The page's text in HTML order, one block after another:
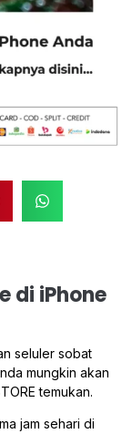
di iPhone
seluler sobat
mungkin akan
temukan.
jam sehari di